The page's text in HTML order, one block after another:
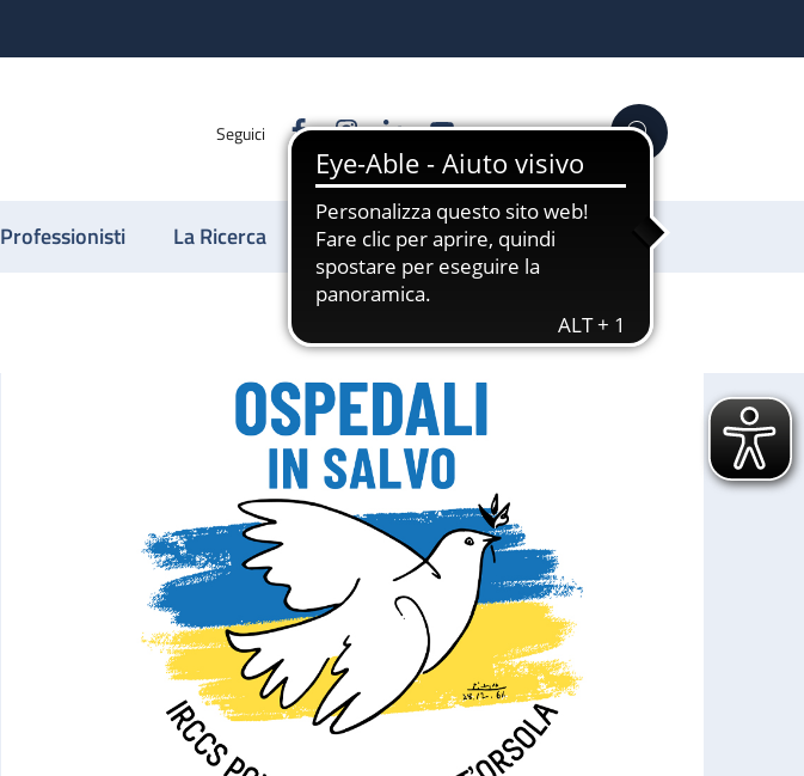
Seguici FacebookInstagram
LinkedinYouTube Cerca
Professionisti La Ricerca Sostienici